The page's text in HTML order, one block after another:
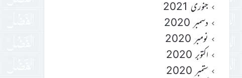
جنوری 2021
دسمبر 2020
نومبر 2020
اکتوبر 2020
ستمبر 2020